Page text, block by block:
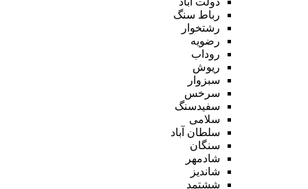
رباط سنگ
رشتخوار
رضویه
روداب
ریوش
سبزوار
سرخس
سفیدسنگ
سلامی
سلطان آباد
سنگان
شادمهر
شاندیز
ششتمد